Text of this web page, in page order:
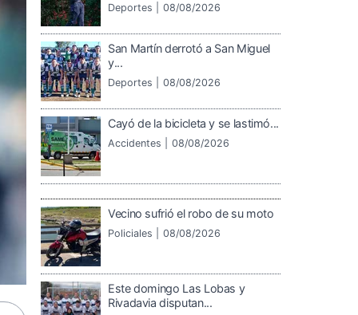
Deportes | 08/08/2026
San Martín derrotó a San Miguel
y...
Deportes | 08/08/2026
Cayó de la bicicleta y se lastimó...
Accidentes | 08/08/2026
Vecino sufrió el robo de su moto
Policiales | 08/08/2026
Este domingo Las Lobas y
Rivadavia disputan...